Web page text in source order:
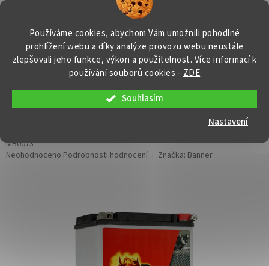
Používáme cookies, abychom Vám umožnili pohodlné
prohlížení webu a díky analýze provozu webu neustále
zlepšovali jeho funkce, výkon a použitelnost. Více informací k
používání souborů cookies - ZDE
Souhlasím
Nastavení
Přejít
KOŠÍK
Motobaterie Banner Bike Bull AGM
PRO 53001 / BETX 30L, 26Ah, 12V
MB0073
Průměrné
Neohodnoceno Podrobnosti hodnocení Značka: Banner